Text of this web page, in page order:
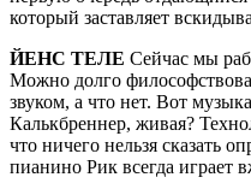
который заставляет
ЙЕНС ТЕЛЕ Сейчас мы
Можно долго
звуком, а что нет. Вот
Калькбреннер, живая?
что ничего нельзя сказать
пианино Рик всегда играет